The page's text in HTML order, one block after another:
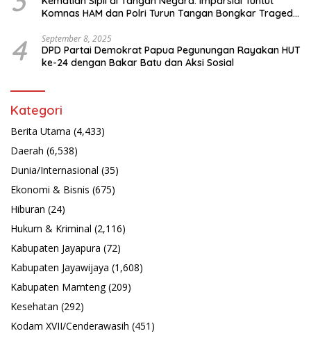
Komnas HAM dan Polri Turun Tangan Bongkar Tragedi
4 September 8, 2025
DPD Partai Demokrat Papua Pegunungan Rayakan HUT
ke-24 dengan Bakar Batu dan Aksi Sosial
Kategori
Berita Utama (4,433)
Daerah (6,538)
Dunia/Internasional (35)
Ekonomi & Bisnis (675)
Hiburan (24)
Hukum & Kriminal (2,116)
Kabupaten Jayapura (72)
Kabupaten Jayawijaya (1,608)
Kabupaten Mamteng(209)
Kesehatan (292)
Kodam XVII/Cenderawasih (451)